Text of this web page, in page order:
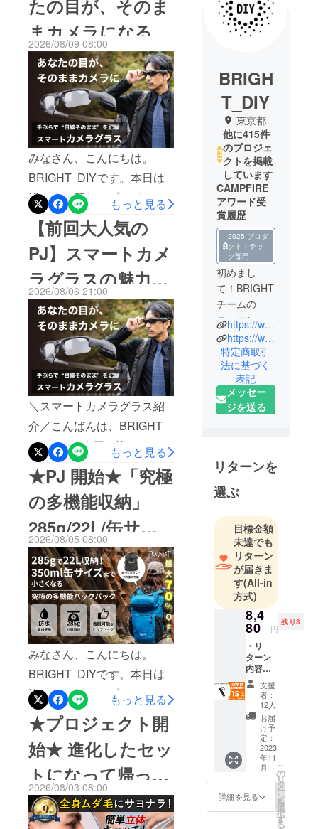
たの目が、そのま
まカメラになる。
ワンタッチで簡単
録画【スマートカ
メラグラス】最大
33%OFF
2026/08/09 08:00
みなさん、こんにちは。
BRIGHT DIYです。本日は
皆さまに新しいプロジェク
トを紹介させて頂きます。
最大33%OFF！！！さら
に、公開から使える5%OFF
クーポンを発行させて頂き
ました。
━━━━━━━━━━━━
━━━━━━クーポン
URL： https://camp-
fire.jp/projects/962439/view?
ctoken=plplhP0LmqSCL6tZ
クーポンは8月9日～8月15
日限定でご使用頂けます。
━━━━━━━━━━━━
━━━━━━あなたの目
が、そのままカメラにな
る。ワンタッチで簡単録画
【スマートカメラグラス】
プロジェクト概要キャン
ペーン期間 2026年8月9日
～2026年9月30日プラット
フォーム CAMPFIREキャ
ンペーンURL https://camp-
fire.jp/projects/962439/view※
プロジェクト公開後から閲
覧可能になります。 2026年
8月9日 8時からプロジェク
ト公開となります。数に限
りがございますので、早い
者勝ちです！！！ 1点のリ
ターンの場合、先着25名様
のみ27％OFFとなります！
もっと見る
【前回大人気の
PJ】スマートカメ
ラグラスの魅力を
ご紹介！【お気に
入り登録をお忘れ
なく！】
2026/08/06 21:00
＼スマートカメラグラス紹
介／こんばんは、BRIGHT
DIYです。今回は皆さまに
「手がふさがっていても安
全・快適に撮影でき、目線
カメラで臨場感ある一人称
動画を簡単記録。普段使い
のサングラスとして使え、
ワンタッチで自然な日常を
残せます」プロジェクトを
紹介させて頂きます。プレ
ビューページをお気に入り
登録して公開をお待ちくだ
さい！ あなたの目が、その
ままカメラになる。ワン
タッチで簡単録画【スマー
トカメラグラス】最大割引
は33%OFF！高割引率は数
量限定です！ここだけの限
定割引を見逃さないよう、
ぜひお気に入り登録して公
開をお待ちください！お気
もっと見る
★PJ 開始★「究極
の多機能収納」
285g/22L/缶サイ
ズ・日常から旅ま
で大活躍バック
パック【最大
70%OFF】
2026/08/05 08:00
みなさん、こんにちは。
BRIGHT DIYです。本日は
皆さまに新しいプロジェク
トを紹介させて頂きます。
最大70%OFF！！！たった
285gで22L収納！350ml缶サ
イズにたためる究極の多機
能バックパック《Ultima
22》。ロールトップと止水
もっと見る
★プロジェクト開
始★ 進化したセッ
トになって帰って
きた！1秒鼻毛
2026/08/03 08:00
BRIGH
T_DIY
東京都
他に415件
のプロジェ
クトを掲載
しています
CAMPFIRE
アワード受
賞履歴
2025 プロダ
クト・テッ
ク部門
初めまし
て！BRIGHT
チームの
ニュエンで
す。
中国の総合
家電メー
カー向けに
人気製品を
多数製造し
日本の皆様
にも是非体
験していた
ロジェクト
を立ち上げ
ました。
最新のテク
ノロジー
で、皆さん
の生活をよ
り豊かに、
快適にする
ことが弊社
の理念で
す。
どうぞよろ
しくお願い
致します！
https://www.brightdiy.jp/
https://www.instagram.com/brightdiyjp/
特定商取引
法に基づく
表記
メッセー
ジを送る
リターンを
選ぶ
目標金額
未達でも
リターン
が届きま
す(All-in
方式)
8,4
80 円
残り3
・リ
ターン
内容：
A23
AIR
COMPR
ESSOR
×1セッ
ト ・一
般予定
販売価
額：
9,980円
※ご注文
状況、
使用部
支援
者：
12人
お届
け予
定：
2023
年11
月
詳細を見る
こ
の
リ
タ
ー
ン
を
選
択
す
る